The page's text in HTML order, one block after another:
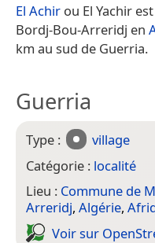
El Achir ou El Yachir
Bordj-Bou-Arreridj en
km au sud de Guerria.
Guerria
Type :
village
Catégorie : localité
Lieu : Commune de
Arreridj, Algérie,
Voir sur